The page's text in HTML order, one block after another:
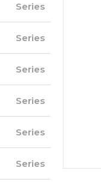
Series
Series
Series
Series
Series
Series